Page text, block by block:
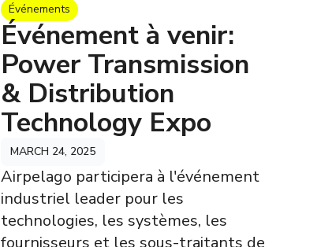
Événements
Événement à venir:
Power Transmission
& Distribution
Technology Expo
MARCH 24, 2025
Airpelago participera à l'événement
industriel leader pour les
technologies, les systèmes, les
fournisseurs et les sous-traitants de